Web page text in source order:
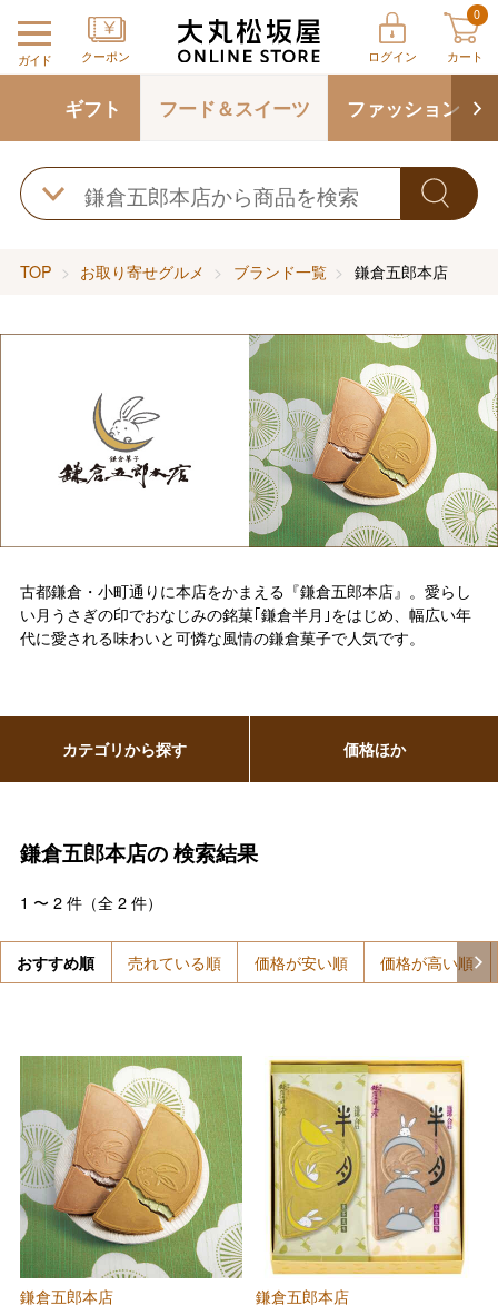
ガイド クーポン ログイン
0
カート
ギフト フード＆スイーツ ファッション
TOP お取り寄せグルメ ブランド一覧 鎌倉五郎本店
古都鎌倉・小町通りに本店をかまえる『鎌倉五郎本店』。愛らし
い月うさぎの印でおなじみの銘菓｢鎌倉半月｣をはじめ、幅広い年
代に愛される味わいと可憐な風情の鎌倉菓子で人気です。
鎌倉五郎本店の検索結果
1 〜 2件（全 2件）
おすすめ順 売れている順 価格が安い順 価格が高い順
鎌倉五郎本店 鎌倉五郎本店
カテゴリから探す 価格ほか
フード＆スイーツ
ビューティー
ファッション
大丸・松坂屋のギフト
出産内祝い
バレンタインチョコレート
ホワイトデー
母の日
父の日